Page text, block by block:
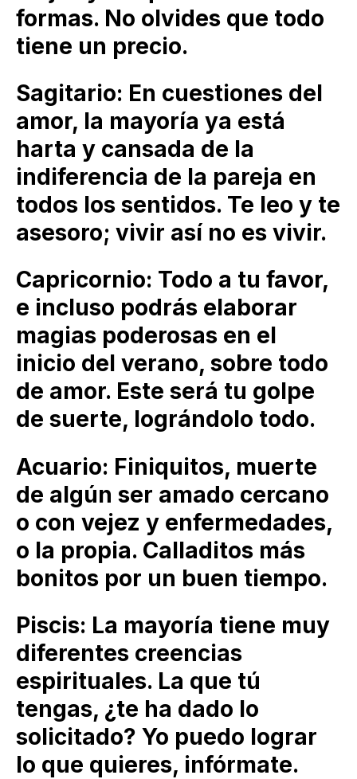
formas. No olvides que todo
tiene un precio.
Sagitario: En cuestiones del
amor, la mayoría ya está
harta y cansada de la
indiferencia de la pareja en
todos los sentidos. Te leo y te
asesoro; vivir así no es vivir.
Capricornio: Todo a tu favor,
e incluso podrás elaborar
magias poderosas en el
inicio del verano, sobre todo
de amor. Este será tu golpe
de suerte, lográndolo todo.
Acuario: Finiquitos, muerte
de algún ser amado cercano
o con vejez y enfermedades,
o la propia. Calladitos más
bonitos por un buen tiempo.
Piscis: La mayoría tiene muy
diferentes creencias
espirituales. La que tú
tengas, ¿te ha dado lo
solicitado? Yo puedo lograr
lo que quieres, infórmate.